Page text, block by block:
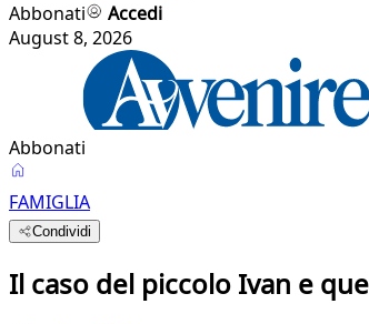
Abbonati
Accedi
August 8, 2026
Abbonati
FAMIGLIA
Condividi
Il caso del piccolo Ivan e